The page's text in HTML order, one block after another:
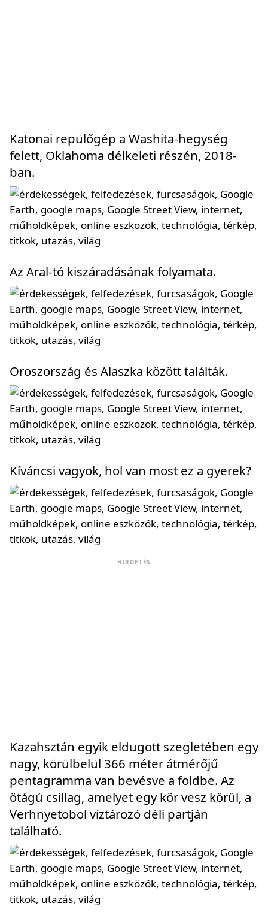
Katonai repülőgép a Washita-hegység
felett, Oklahoma délkeleti részén, 2018-
ban.
Az Aral-tó kiszáradásának folyamata.
Oroszország és Alaszka között találták.
Kíváncsi vagyok, hol van most ez a gyerek?
HIRDETÉS
Kazahsztán egyik eldugott szegletében egy
nagy, körülbelül 366 méter átmérőjű
pentagramma van bevésve a földbe. Az
ötágú csillag, amelyet egy kör vesz körül, a
Verhnyetobol víztározó déli partján
található.